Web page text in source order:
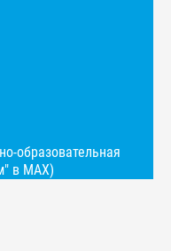
образовательная
в МАХ)